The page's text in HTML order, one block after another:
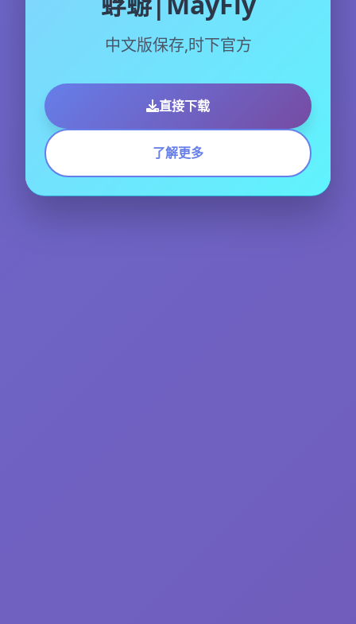
中文版保存,时下官方
直接下载
了解更多